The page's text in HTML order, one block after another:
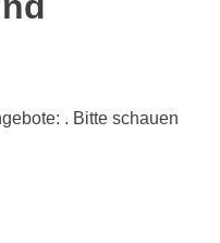
. Bitte schauen